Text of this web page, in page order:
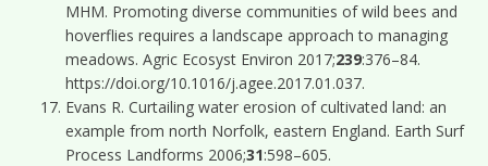
MHM. Promoting diverse communities of wild bees and
hoverflies requires a landscape approach to managing
meadows. Agric Ecosyst Environ 2017;239:376–84.
https://doi.org/10.1016/j.agee.2017.01.037.
Evans R. Curtailing water erosion of cultivated land: an
example from north Norfolk, eastern England. Earth Surf
Process Landforms 2006;31:598–605.